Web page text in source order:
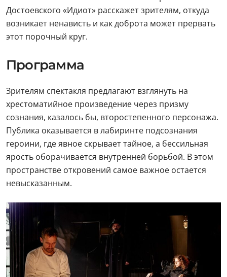
Достоевского «Идиот» расскажет зрителям, откуда
возникает ненависть и как доброта может прервать
этот порочный круг.
Программа
Зрителям спектакля предлагают взглянуть на
хрестоматийное произведение через призму
сознания, казалось бы, второстепенного персонажа.
Публика оказывается в лабиринте подсознания
героини, где явное скрывает тайное, а бессильная
ярость оборачивается внутренней борьбой. В этом
пространстве откровений самое важное остается
невысказанным.